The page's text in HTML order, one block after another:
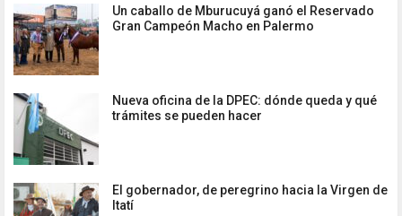
Un caballo de Mburucuyá ganó el Reservado
Gran Campeón Macho en Palermo
Nueva oficina de la DPEC: dónde queda y qué
trámites se pueden hacer
El gobernador, de peregrino hacia la Virgen de
Itatí